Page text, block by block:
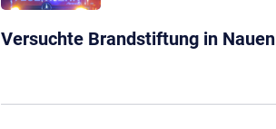
Versuchte Brandstiftung in Nauen